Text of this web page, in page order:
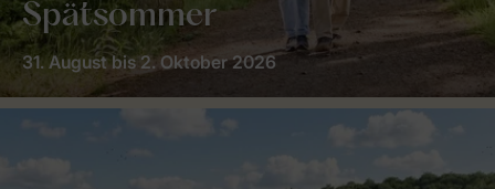
Spätsommer
31. August bis 2. Oktober 2026